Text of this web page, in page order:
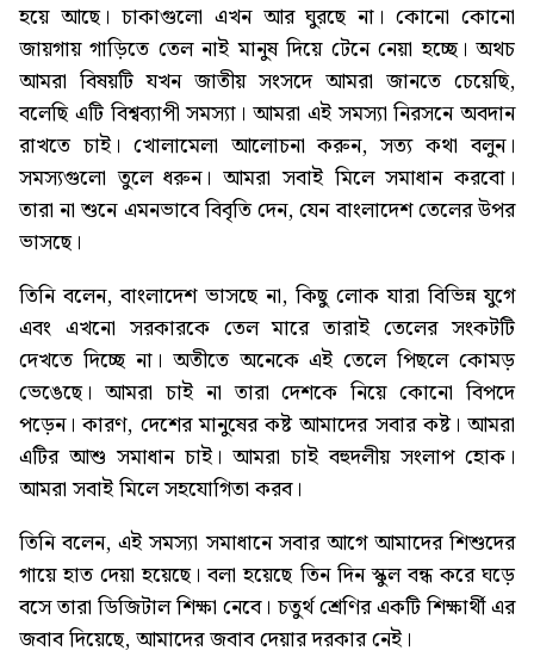
হয়ে আছে। চাকাগুলো এখন আর ঘুরছে না। কোনো কোনো
জায়গায় গাড়িতে তেল নাই মানুষ দিয়ে টেনে নেয়া হচ্ছে। অথচ
আমরা বিষয়টি যখন জাতীয় সংসদে আমরা জানতে চেয়েছি,
বলেছি এটি বিশ্বব্যাপী সমস্যা। আমরা এই সমস্যা নিরসনে অবদান
রাখতে চাই। খোলামেলা আলোচনা করুন, সত্য কথা বলুন।
সমস্যগুলো তুলে ধরুন। আমরা সবাই মিলে সমাধান করবো।
তারা না শুনে এমনভাবে বিবৃতি দেন, যেন বাংলাদেশ তেলের উপর
ভাসছে।
তিনি বলেন, বাংলাদেশ ভাসছে না, কিছু লোক যারা বিভিন্ন যুগে
এবং এখনো সরকারকে তেল মারে তারাই তেলের সংকটটি
দেখতে দিচ্ছে না। অতীতে অনেকে এই তেলে পিছলে কোমড়
ভেঙেছে। আমরা চাই না তারা দেশকে নিয়ে কোনো বিপদে
পড়েন। কারণ, দেশের মানুষের কষ্ট আমাদের সবার কষ্ট। আমরা
এটির আশু সমাধান চাই। আমরা চাই বহুদলীয় সংলাপ হোক।
আমরা সবাই মিলে সহযোগিতা করব।
তিনি বলেন, এই সমস্যা সমাধানে সবার আগে আমাদের শিশুদের
গায়ে হাত দেয়া হয়েছে। বলা হয়েছে তিন দিন স্কুল বন্ধ করে ঘড়ে
বসে তারা ডিজিটাল শিক্ষা নেবে। চতুর্থ শ্রেণির একটি শিক্ষার্থী এর
জবাব দিয়েছে, আমাদের জবাব দেয়ার দরকার নেই।